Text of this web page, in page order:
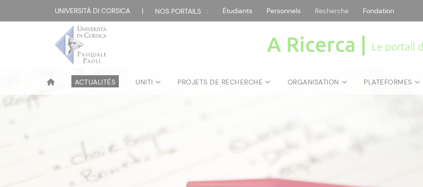
UNIVERSITÀ DI CORSICA | NOS PORTAILS : Étudiants Personnels Recherche Fondation
A Ricerca | Le portail
ACTUALITÉS UNITI PROJETS DE RECHERCHE ORGANISATION PLATEFORMES